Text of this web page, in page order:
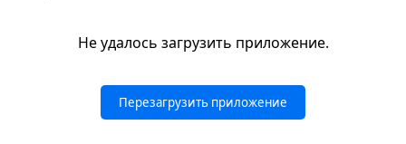
Не удалось загрузить приложение.
Перезагрузить приложение